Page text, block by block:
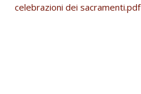
celebrazioni dei sacramenti.pdf